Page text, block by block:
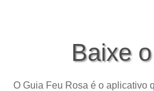
Baixe
O Guia Feu Rosa é o aplicativo